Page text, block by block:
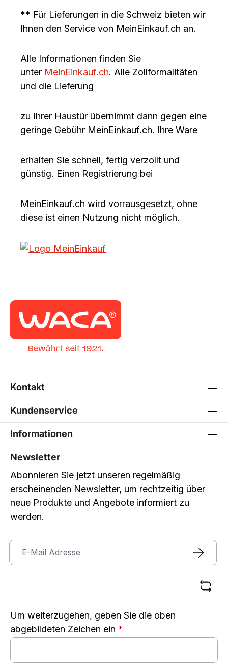
** Für Lieferungen in die Schweiz bieten wir
Ihnen den Service von MeinEinkauf.ch an.
Alle Informationen finden Sie
unter MeinEinkauf.ch. Alle Zollformalitäten
und die Lieferung
zu Ihrer Haustür übernimmt dann gegen eine
geringe Gebühr MeinEinkauf.ch. Ihre Ware
erhalten Sie schnell, fertig verzollt und
günstig. Einen Registrierung bei
MeinEinkauf.ch wird vorrausgesetzt, ohne
diese ist einen Nutzung nicht möglich.
Kontakt
Kundenservice
Informationen
Newsletter
Abonnieren Sie jetzt unseren regelmäßig
erscheinenden Newsletter, um rechtzeitig über
neue Produkte und Angebote informiert zu
werden.
Um weiterzugehen, geben Sie die oben
abgebildeten Zeichen ein *